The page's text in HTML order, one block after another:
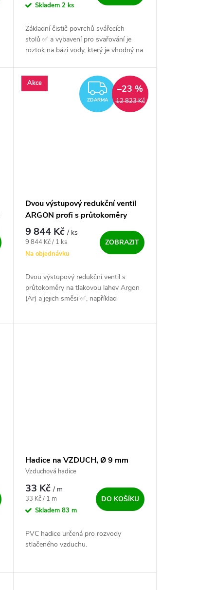
Skladem 2 ks
Základní čistič povrchů svářecích
stolů ✅ a vybavení pro svařování je
roztok na bázi vody, který je vhodný na
Akce ZDARMA
ZDARMA 12 823 Kč
–23 %
Dvou výstupový redukční ventil
ARGON profi s průtokoměry
300/10 bar (60 l)
9 844 Kč/ ks
Měrná cena:
9 844 Kč / 1 ks
Na objednávku
ZOBRAZIT
Dvou výstupový redukční ventil s
průtokoměry na tlakovou lahev Argon
(Ar) a jejich směsi ✅, například
Hadice na VZDUCH, Ø 9 mm
Vzduchová hadice
33 Kč/ m
Měrná cena:
33 Kč / 1 m
Skladem 83 m
DO KOŠÍKU
PVC hadice určená pro rozvody
stlačeného vzduchu.